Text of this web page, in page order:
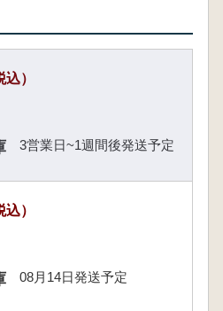
込）
3営業日~1週間後発送予定
込）
08月14日発送予定